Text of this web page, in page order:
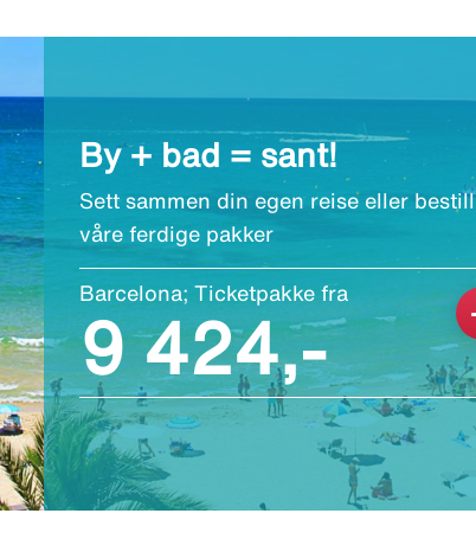
By + bad = sant!
Sett sammen din egen reise eller bestill
våre ferdige pakker
Barcelona; Ticketpakke fra
9 424,-